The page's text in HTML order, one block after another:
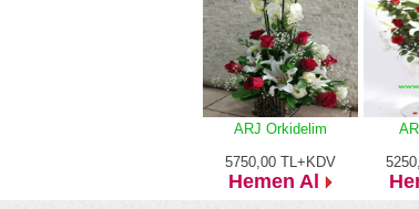
ARJ Orkidelim
5750,00 TL+KDV
Hemen Al